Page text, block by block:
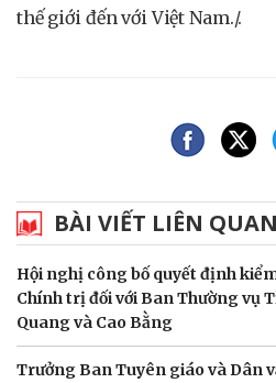
thế giới đến với Việt Nam./.
BÀI VIẾT LIÊN QUAN
Hội nghị công bố quyết định
Chính trị đối với Ban Thường vụ
Quang và Cao Bằng
Trưởng Ban Tuyên giáo và Dân